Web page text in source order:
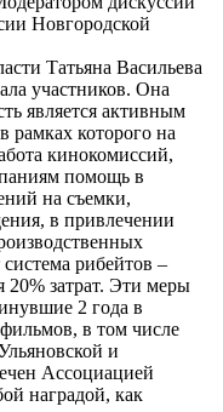
Новгородской
Татьяна Васильева
участников. Она
является активным
рамках которого на
кинокомиссий,
помощь в
на съемки,
в привлечении
рибейтов –
20% затрат. Эти меры
2 года в
в том числе
и
Ассоциацией
наградой, как